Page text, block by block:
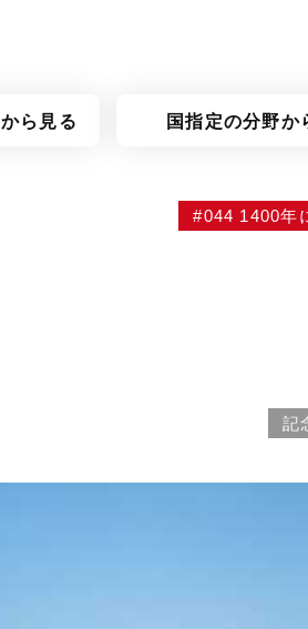
から見る 国指定の分野か
#044 1400年
記